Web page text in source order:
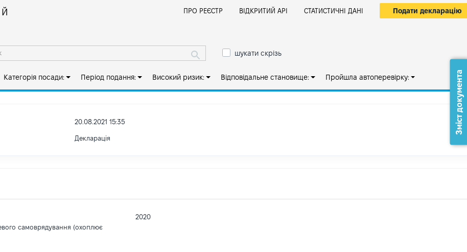
ПРО РЕЄСТР ВІДКРИТИЙ АРІ СТАТИСТИЧНІ ДАНІ Подати декларацію
шукати скрізь
Категорія посади: Період подання: Високий ризик: Відповідальне становище: Пройшла автоперевірку:
20.08.2021 15:35
Декларація
самоврядування (охоплює
2020
Зміст документа